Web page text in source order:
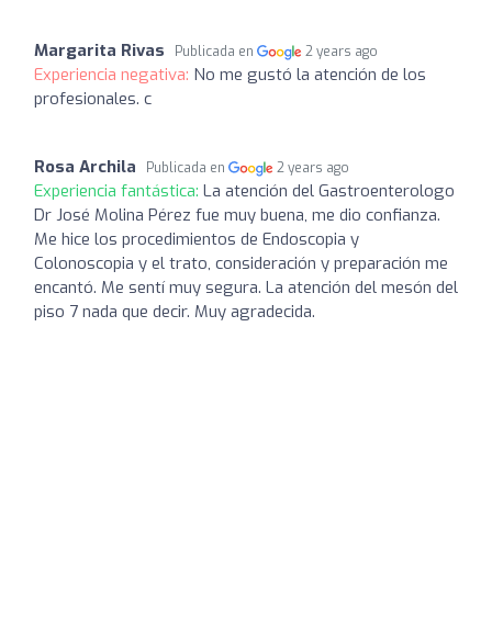
Margarita Rivas Publicada en 2 years ago
Experiencia negativa: No me gustó la atención de los
profesionales. c
Rosa Archila Publicada en 2 years ago
Experiencia fantástica: La atención del Gastroenterologo
Dr José Molina Pérez fue muy buena, me dio confianza.
Me hice los procedimientos de Endoscopia y
Colonoscopia y el trato, consideración y preparación me
encantó. Me sentí muy segura. La atención del mesón del
piso 7 nada que decir. Muy agradecida.